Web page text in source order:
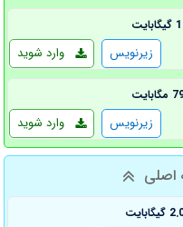
وارد شوید زیرنویس
وارد شوید زیرنویس
اصلی